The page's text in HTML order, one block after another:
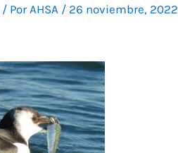
/ Por AHSA / 26 noviembre, 2022